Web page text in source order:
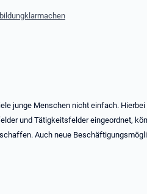
junge Menschen nicht einfach.
und Tätigkeitsfelder eingeordnet,
Auch neue